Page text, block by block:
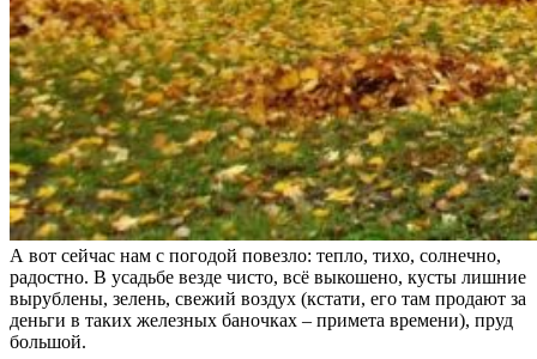
А вот сейчас нам с погодой повезло: тепло, тихо, солнечно,
радостно. В усадьбе везде чисто, всё выкошено, кусты лишние
вырублены, зелень, свежий воздух (кстати, его там продают за
деньги в таких железных баночках – примета времени), пруд
большой.